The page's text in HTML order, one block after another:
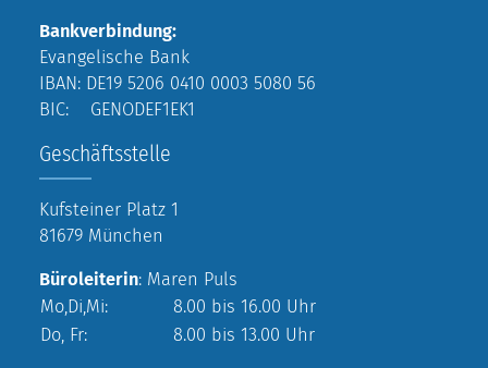
Bankverbindung:
Evangelische Bank
IBAN: DE19 5206 0410 0003 5080 56
BIC: GENODEF1EK1
Geschäftsstelle
Kufsteiner Platz 1
81679 München
Büroleiterin: Maren Puls
Mo,Di,Mi:
8.00 bis 16.00 Uhr
Do, Fr:
8.00 bis 13.00 Uhr